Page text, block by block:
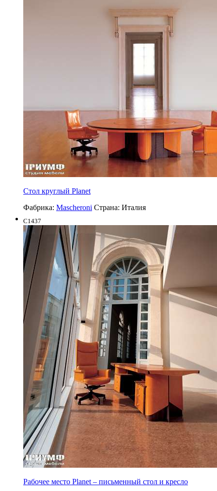
Стол круглый Planet
Фабрика: Mascheroni Страна: Италия
C1437
Рабочее место Planet – письменный стол и кресло